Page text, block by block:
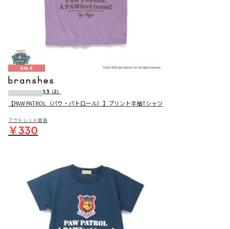
SALE
1.5 （2）
【PAW PATROL（パウ・パトロール）】プリント半袖Tシャツ
アウトレット価格
￥330